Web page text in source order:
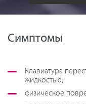
Симптомы
Клавиатура
жидкостью;
физическое